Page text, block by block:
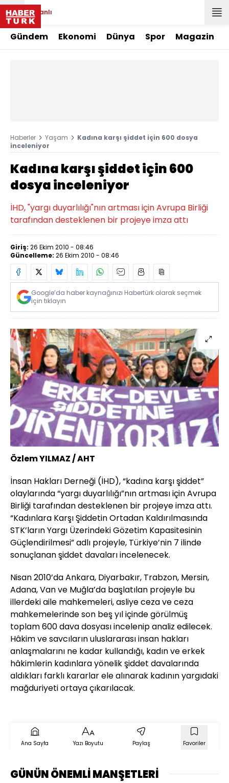
Canlı
Gündem Ekonomi Dünya Spor Magazin
Haberler Yaşam
Kadına karşı şiddet için 600 dosya
inceleniyor
Kadına karşı şiddet için 600
dosya inceleniyor
İHD, "yargı duyarlılığı"nın artması için Avrupa Birliği
tarafından desteklenen bir projeye imza attı
Giriş: 26 Ekim 2010 - 08:46
Güncelleme: 26 Ekim 2010 - 08:46
Google’da haber kaynağınızı Habertürk olarak seçmek
için tıklayın
Özlem YILMAZ / AHT
İnsan Hakları Derneği (İHD), “kadına karşı şiddet”
olaylarında “yargı duyarlılığı”nın artması için Avrupa
Birliği tarafından desteklenen bir projeye imza attı.
“Kadınlara Karşı Şiddetin Ortadan Kaldırılmasında
STK’ların Yargı Üzerindeki Gözetim Kapasitesinin
Güçlendirilmesi” adlı projeyle, Türkiye’nin 7 ilinde
sonuçlanan şiddet davaları incelenecek.
Nisan 2010’da Ankara, Diyarbakır, Trabzon, Mersin,
Adana, Van ve Muğla’da başlatılan projeyle bu
illerdeki aile mahkemeleri, asliye ceza ve ceza
mahkemelerinde son beş yıl içinde görülmüş
toplam 600 dava dosyası incelenip analiz edilecek.
Hâkim ve savcıların uluslararası insan hakları
anlaşmalarını ne kadar kullandığı, kadın ve erkek
hâkimlerin kadınlara yönelik şiddet davalarında
aldıkları farklı kararlar ele alınarak kadının yargıdaki
mağduriyeti ortaya çıkarılacak.
Ana Sayfa Yazı Boyutu Paylaş Favoriler
GÜNÜN ÖNEMLİ MANŞETLERİ